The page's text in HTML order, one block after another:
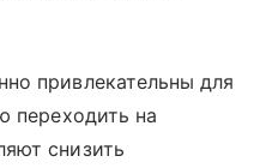
привлекательны для
переходить на
снизить